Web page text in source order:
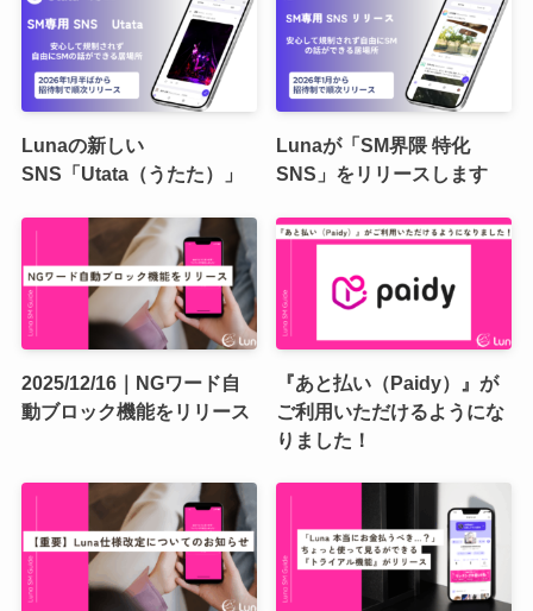
Lunaの新しい
SNS「Utata（うたた）」
Lunaが「SM界隈 特化
SNS」をリリースします
2025/12/16｜NGワード自
動ブロック機能をリリース
『あと払い（Paidy）』が
ご利用いただけるようにな
りました！